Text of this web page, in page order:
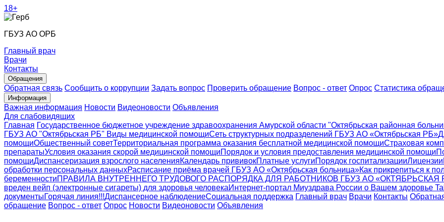
18+
ГБУЗ АО ОРБ
Главный врач
Врачи
Контакты
Обращения
Обратная связь Сообщить о коррупции Задать вопрос Проверить обращение Вопрос - ответ Опрос Статистика
Информация
Важная информация Новости Видеоновости Объявления
Для слабовидящих
Главная Государственное бюджетное учреждение здравоохранения Амурской области "Октябрьская районная
ГБУЗ АО "Октябрьская РБ" Виды медицинской помощиСеть структурных подразделений ГБУЗ АО «Октябрьская РБ»
помощиОбщественный советТерриториальная программа оказания бесплатной медицинской помощиСтраховая
препаратыУсловия оказания скорой медицинской помощиПорядок и условия предоставления медицинской помощи
помощиДиспансеризация взрослого населенияКалендарь прививокПлатные услугиПорядок госпитализацииЛицензии
обработки персональных данныхРасписание приёма врачей ГБУЗ АО «Октябрьская больница»Как прикрепиться к
беременностиПРАВИЛА ВНУТРЕННЕГО ТРУДОВОГО РАСПОРЯДКА ДЛЯ РАБОТНИКОВ ГБУЗ АО «ОКТЯБРЬСКАЯ
вреден вейп (электронные сигареты) для здоровья человекаИнтернет-портал Миyздрава России о Вашем здоровье
документыГорячая линия!!!Диспансерное наблюдениеСоциальная поддержка Главный врач Врачи Контакты
обращение Вопрос - ответ Опрос Новости Видеоновости Объявления